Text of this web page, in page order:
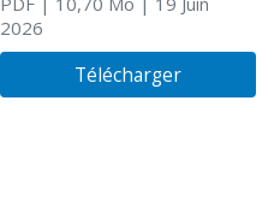
2026
Télécharger